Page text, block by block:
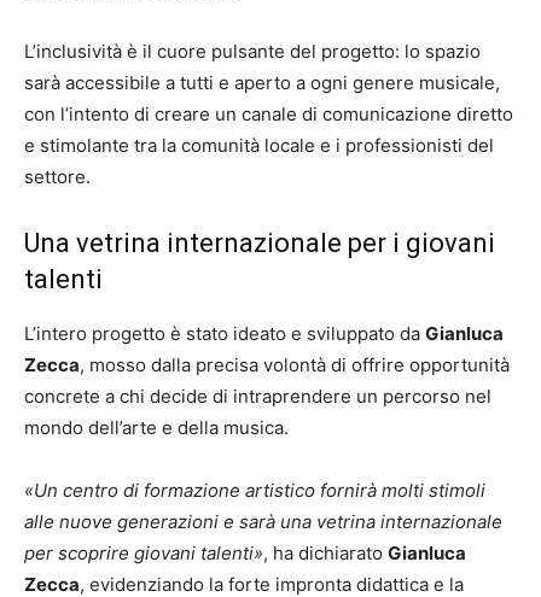
L’inclusività è il cuore pulsante del progetto: lo spazio
sarà accessibile a tutti e aperto a ogni genere musicale,
con l’intento di creare un canale di comunicazione diretto
e stimolante tra la comunità locale e i professionisti del
settore.
Una vetrina internazionale per i giovani
talenti
L’intero progetto è stato ideato e sviluppato da Gianluca
Zecca, mosso dalla precisa volontà di offrire opportunità
concrete a chi decide di intraprendere un percorso nel
mondo dell’arte e della musica.
«Un centro di formazione artistico fornirà molti stimoli
alle nuove generazioni e sarà una vetrina internazionale
per scoprire giovani talenti», ha dichiarato Gianluca
Zecca, evidenziando la forte impronta didattica e la